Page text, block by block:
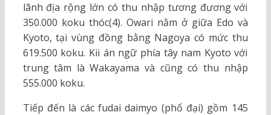
lãnh địa rộng lớn có thu nhập tương đương với
350.000 koku thóc(4). Owari nằm ở giữa Edo và
Kyoto, tại vùng đồng bằng Nagoya có mức thu
619.500 koku. Kii án ngữ phía tây nam Kyoto với
trung tâm là Wakayama và cũng có thu nhập
555.000 koku.
Tiếp đến là các fudai daimyo (phổ đại) gồm 145